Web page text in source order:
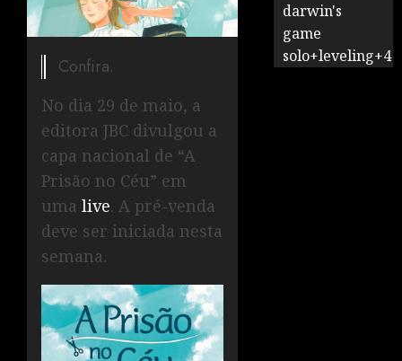
Confira.
No dia 29 de maio, a
editora JBC divulgou a
capa nacional de “A
Prisão no Céu” em
uma live. A pré-venda
deve ser iniciada nesta
semana.
darwin's
game
solo+leveling+4